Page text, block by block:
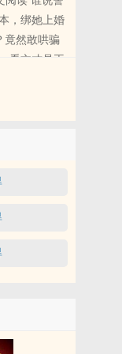
，绑她上婚
竟然敢哄骗
看文才是王